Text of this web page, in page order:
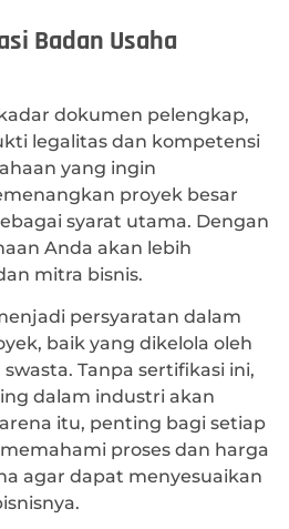
Badan Usaha
dokumen pelengkap,
legalitas dan kompetensi
yang ingin
proyek besar
syarat utama. Dengan
Anda akan lebih
mitra bisnis.
persyaratan dalam
baik yang dikelola oleh
Tanpa sertifikasi ini,
dalam industri akan
itu, penting bagi setiap
proses dan harga
agar dapat menyesuaikan